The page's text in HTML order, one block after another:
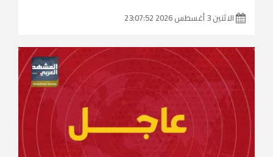
الاثنين 3 أغسطس 2026 23:07:52